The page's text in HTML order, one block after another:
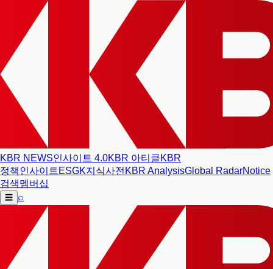
KBR NEWS인사이트 4.0KBR 아티클KBR
정책인사이트 ESGK지식사전 KBR AnalysisGlobal RadarNotice
검색멤버십
☰ ⌕